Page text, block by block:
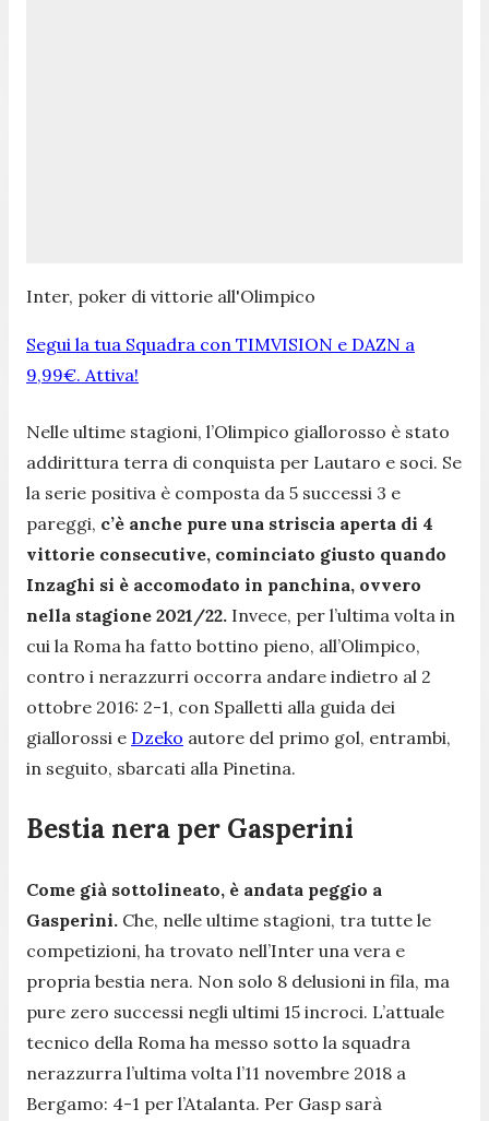
Inter, poker di vittorie all'Olimpico
Segui la tua Squadra con TIMVISION e DAZN a
9,99€. Attiva!
Nelle ultime stagioni, l’Olimpico giallorosso è stato
addirittura terra di conquista per Lautaro e soci. Se
la serie positiva è composta da 5 successi 3 e
pareggi, c’è anche pure una striscia aperta di 4
vittorie consecutive, cominciato giusto quando
Inzaghi si è accomodato in panchina, ovvero
nella stagione 2021/22. Invece, per l’ultima volta in
cui la Roma ha fatto bottino pieno, all’Olimpico,
contro i nerazzurri occorra andare indietro al 2
ottobre 2016: 2-1, con Spalletti alla guida dei
giallorossi e Dzeko autore del primo gol, entrambi,
in seguito, sbarcati alla Pinetina.
Bestia nera per Gasperini
Come già sottolineato, è andata peggio a
Gasperini. Che, nelle ultime stagioni, tra tutte le
competizioni, ha trovato nell’Inter una vera e
propria bestia nera. Non solo 8 delusioni in fila, ma
pure zero successi negli ultimi 15 incroci. L’attuale
tecnico della Roma ha messo sotto la squadra
nerazzurra l’ultima volta l’11 novembre 2018 a
Bergamo: 4-1 per l’Atalanta. Per Gasp sarà